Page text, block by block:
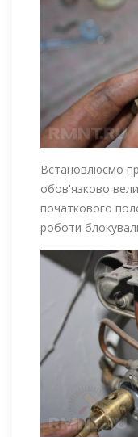
Встановлюємо
обов'язково
початкового
роботи